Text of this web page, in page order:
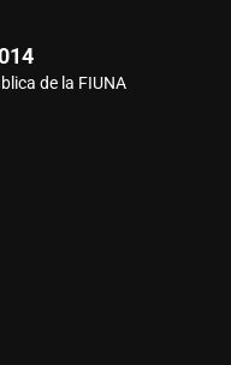
de la FIUNA